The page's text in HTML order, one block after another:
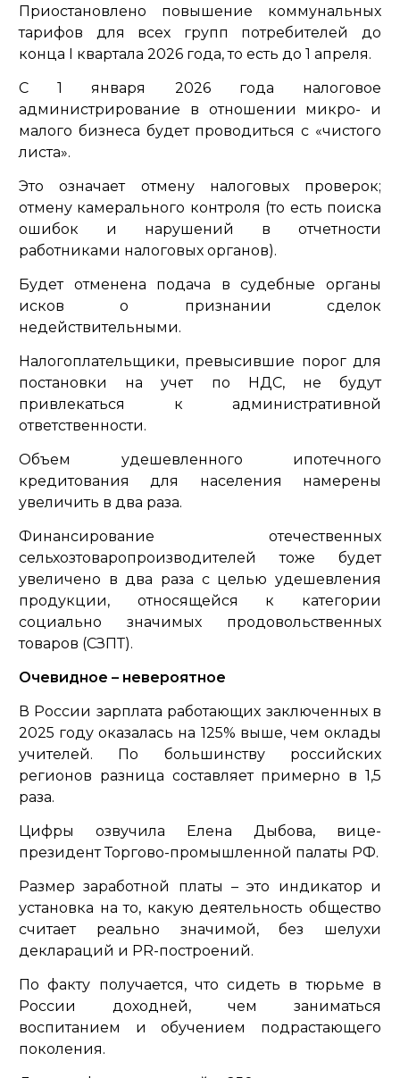
Приостановлено повышение коммунальных
тарифов для всех групп потребителей до
конца I квартала 2026 года, то есть до 1 апреля.
С 1 января 2026 года налоговое
администрирование в отношении микро- и
малого бизнеса будет проводиться с «чистого
листа».
Это означает отмену налоговых проверок;
отмену камерального контроля (то есть поиска
ошибок и нарушений в отчетности
работниками налоговых органов).
Будет отменена подача в судебные органы
исков о признании сделок
недействительными.
Налогоплательщики, превысившие порог для
постановки на учет по НДС, не будут
привлекаться к административной
ответственности.
Объем удешевленного ипотечного
кредитования для населения намерены
увеличить в два раза.
Финансирование отечественных
сельхозтоваропроизводителей тоже будет
увеличено в два раза с целью удешевления
продукции, относящейся к категории
социально значимых продовольственных
товаров (СЗПТ).
Очевидное – невероятное
В России зарплата работающих заключенных в
2025 году оказалась на 125% выше, чем оклады
учителей. По большинству российских
регионов разница составляет примерно в 1,5
раза.
Цифры озвучила Елена Дыбова, вице-
президент Торгово-промышленной палаты РФ.
Размер заработной платы – это индикатор и
установка на то, какую деятельность общество
считает реально значимой, без шелухи
деклараций и PR-построений.
По факту получается, что сидеть в тюрьме в
России доходней, чем заниматься
воспитанием и обучением подрастающего
поколения.